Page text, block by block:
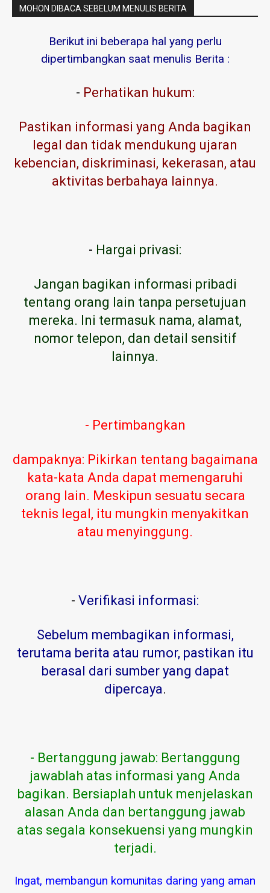
MOHON DIBACA SEBELUM MENULIS BERITA
Berikut ini beberapa hal yang perlu
dipertimbangkan saat menulis Berita :
- Perhatikan hukum:
Pastikan informasi yang Anda bagikan
legal dan tidak mendukung ujaran
kebencian, diskriminasi, kekerasan, atau
aktivitas berbahaya lainnya.
- Hargai privasi:
Jangan bagikan informasi pribadi
tentang orang lain tanpa persetujuan
mereka. Ini termasuk nama, alamat,
nomor telepon, dan detail sensitif
lainnya.
- Pertimbangkan
dampaknya: Pikirkan tentang bagaimana
kata-kata Anda dapat memengaruhi
orang lain. Meskipun sesuatu secara
teknis legal, itu mungkin menyakitkan
atau menyinggung.
- Verifikasi informasi:
Sebelum membagikan informasi,
terutama berita atau rumor, pastikan itu
berasal dari sumber yang dapat
dipercaya.
- Bertanggung jawab: Bertanggung
jawablah atas informasi yang Anda
bagikan. Bersiaplah untuk menjelaskan
alasan Anda dan bertanggung jawab
atas segala konsekuensi yang mungkin
terjadi.
Ingat, membangun komunitas daring yang aman